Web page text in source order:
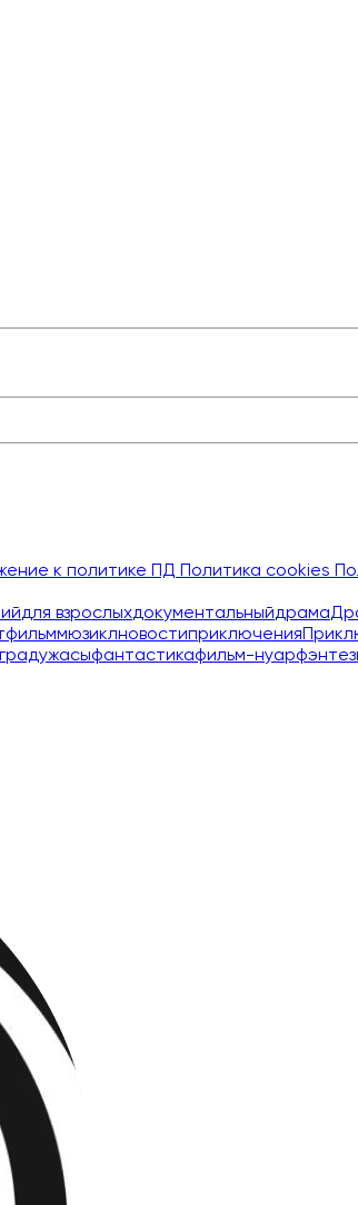
к политике ПД Политика cookies
для взрослыхдокументальныйдрама
мюзиклновостиприключения
ужасыфантастикафильм-нуар